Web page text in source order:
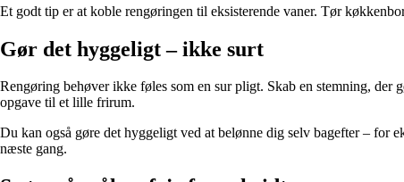
Et godt tip er at koble rengøringen til eksisterende vaner. Tør
Gør det hyggeligt – ikke surt
Rengøring behøver ikke føles som en sur pligt. Skab en stemning,
opgave til et lille frirum.
Du kan også gøre det hyggeligt ved at belønne dig selv bagefter – for
næste gang.